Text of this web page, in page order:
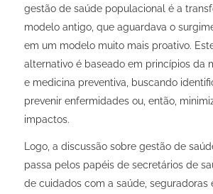
gestão de saúde populacional é a
modelo antigo, que aguardava o
em um modelo muito mais proativo.
alternativo é baseado em princípios da
e medicina preventiva, buscando
prevenir enfermidades ou, então,
impactos.
Logo, a discussão sobre gestão de
passa pelos papéis de secretários de
de cuidados com a saúde, seguradoras